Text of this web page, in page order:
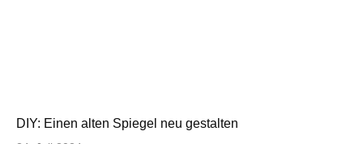
DIY: Einen alten Spiegel neu gestalten